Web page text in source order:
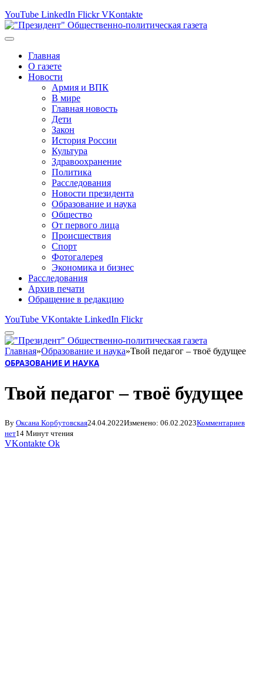
YouTube LinkedIn Flickr VKontakte
Главная
О газете
Новости
Армия и ВПК
В мире
Главная новость
Дети
Закон
История России
Культура
Здравоохранение
Политика
Расследования
Новости президента
Образование и наука
Общество
От первого лица
Происшествия
Спорт
Фотогалерея
Экономика и бизнес
Расследования
Архив печати
Обращение в редакцию
YouTube VKontakte LinkedIn Flickr
Главная»Образование и наука»Твой педагог – твоё будущее
ОБРАЗОВАНИЕ И НАУКА
Твой педагог – твоё будущее
By Оксана Корбутовская24.04.2022Изменено: 06.02.2023Комментариев
нет14 Минут чтения
VKontakte Ok